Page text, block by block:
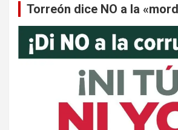
Torreón dice NO a la